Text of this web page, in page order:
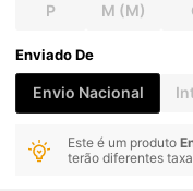
P M (M)
Enviado De
Envio Nacional
Este é um produto
terão diferentes